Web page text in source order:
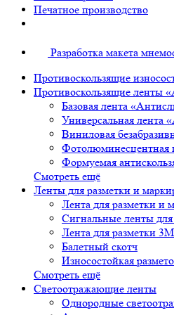
Печатное производство
Разработка макета
Противоскользящие
Противоскользящие ленты
Базовая лента
Универсальная лента
Виниловая
Фотолюминесцентная
Формуемая
Смотреть ещё
Ленты для разметки и
Лента для разметки и
Сигнальные ленты
Лента для разметки
Балетный скотч
Износостойкая
Смотреть ещё
Светоотражающие ленты
Однородные